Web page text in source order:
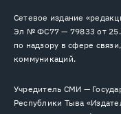
Сетевое издание
Эл № ФС77 — 79833 от
по надзору в сфере
коммуникаций.
Учредитель СМИ —
Республики Тыва